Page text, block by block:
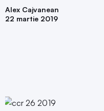
Alex Cajvanean
22 martie 2019